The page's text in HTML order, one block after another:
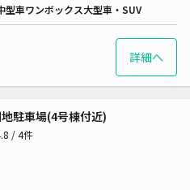
型車ワンボックス大型車・SUV
詳細へ
駐車場(4号棟付近)
/ 4件